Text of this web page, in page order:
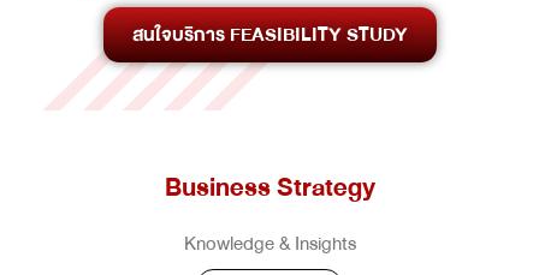
สนใจบริการ FEASIBILITY STUDY
Business Strategy
Knowledge & Insights